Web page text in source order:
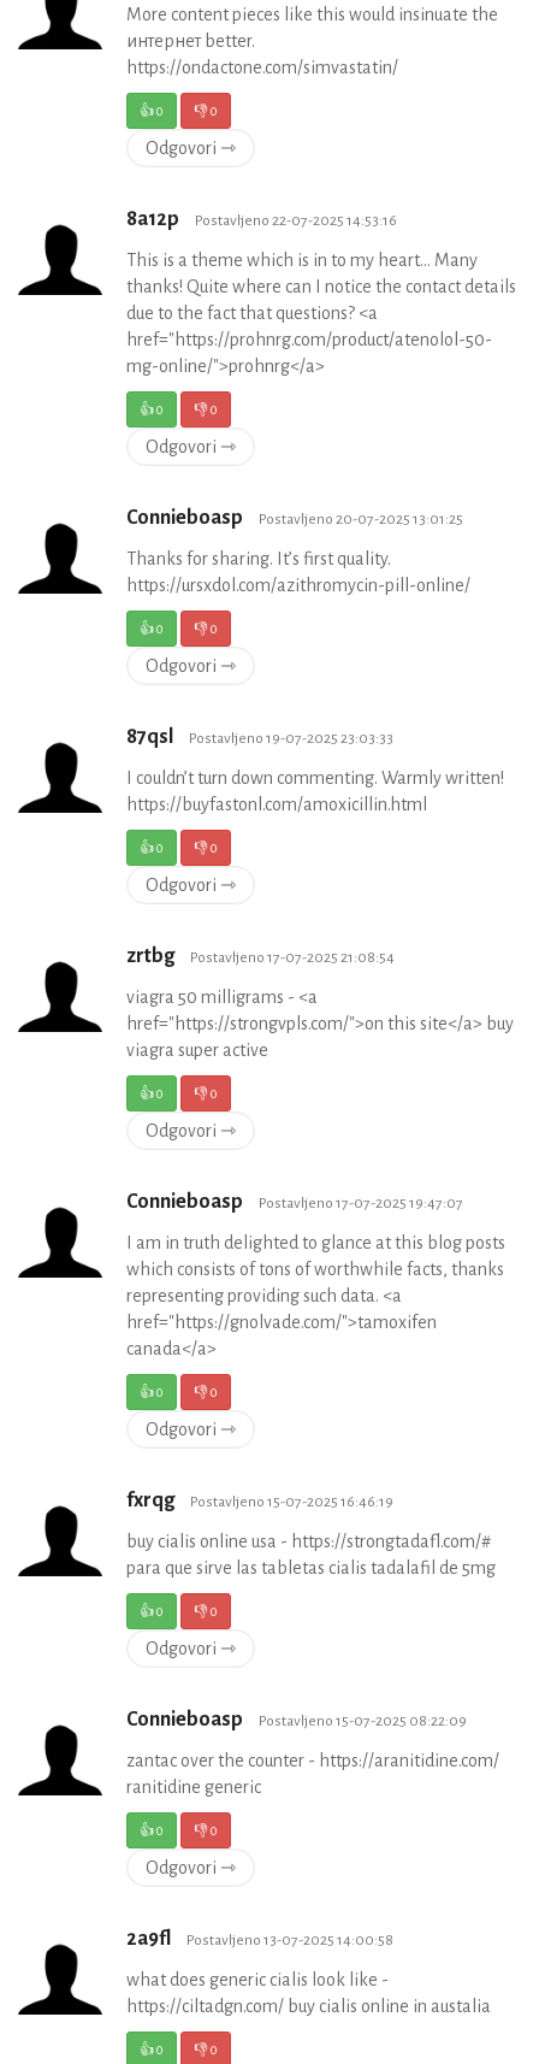
More content pieces like this would insinuate the
интернет better.
https://ondactone.com/simvastatin/
👍0 👎0
Odgovori ⇾
8a12p Postavljeno 22-07-2025 14:53:16
This is a theme which is in to my heart… Many
thanks! Quite where can I notice the contact details
due to the fact that questions? <a
href="https://prohnrg.com/product/atenolol-50-
mg-online/">prohnrg</a>
👍0 👎0
Odgovori ⇾
Connieboasp Postavljeno 20-07-2025 13:01:25
Thanks for sharing. It’s first quality.
https://ursxdol.com/azithromycin-pill-online/
👍0 👎0
Odgovori ⇾
87qsl Postavljeno 19-07-2025 23:03:33
I couldn’t turn down commenting. Warmly written!
https://buyfastonl.com/amoxicillin.html
👍0 👎0
Odgovori ⇾
zrtbg Postavljeno 17-07-2025 21:08:54
viagra 50 milligrams - <a
href="https://strongvpls.com/">on this site</a> buy
viagra super active
👍0 👎0
Odgovori ⇾
Connieboasp Postavljeno 17-07-2025 19:47:07
I am in truth delighted to glance at this blog posts
which consists of tons of worthwhile facts, thanks
representing providing such data. <a
href="https://gnolvade.com/">tamoxifen
canada</a>
👍0 👎0
Odgovori ⇾
fxrqg Postavljeno 15-07-2025 16:46:19
buy cialis online usa - https://strongtadafl.com/#
para que sirve las tabletas cialis tadalafil de 5mg
👍0 👎0
Odgovori ⇾
Connieboasp Postavljeno 15-07-2025 08:22:09
zantac over the counter - https://aranitidine.com/
ranitidine generic
👍0 👎0
Odgovori ⇾
2a9fl Postavljeno 13-07-2025 14:00:58
what does generic cialis look like -
https://ciltadgn.com/ buy cialis online in austalia
👍0 👎0